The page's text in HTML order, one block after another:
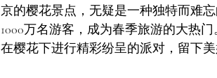
京的樱花景点，无疑是一种独特而难
1000万名游客，成为春季旅游的大热
在樱花下进行精彩纷呈的派对，留下美